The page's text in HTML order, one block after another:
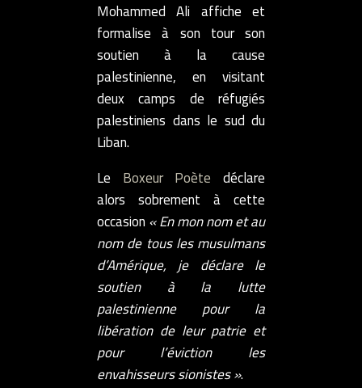
Mohammed Ali affiche et
formalise à son tour son
soutien à la cause
palestinienne, en visitant
deux camps de réfugiés
palestiniens dans le sud du
Liban.
Le Boxeur Poète déclare
alors sobrement à cette
occasion« En mon nom et au
nom de tous les musulmans
d’Amérique, je déclare le
soutien à la lutte
palestinienne pour la
libération de leur patrie et
pour l’éviction les
envahisseurs sionistes ».